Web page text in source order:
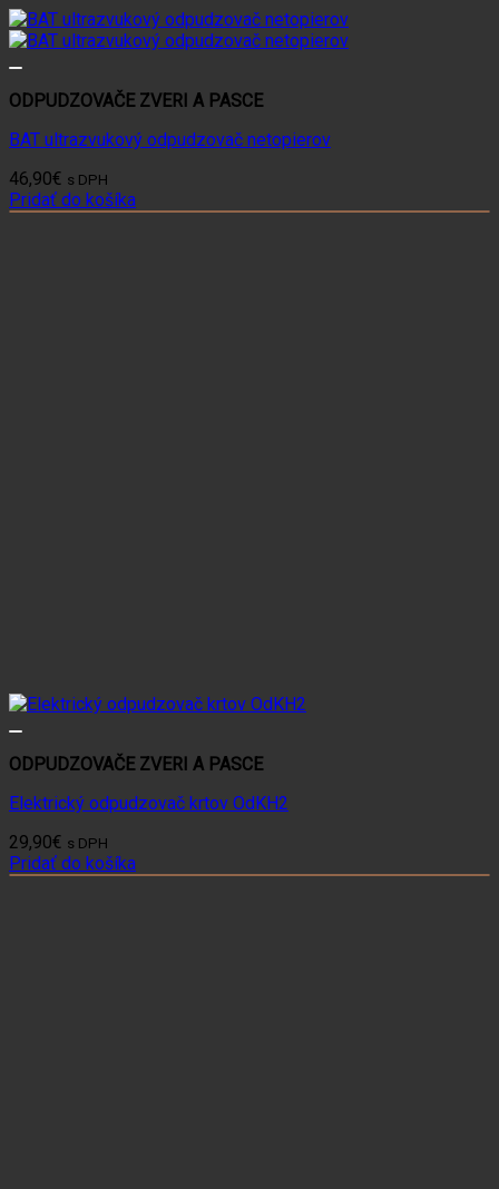
ODPUDZOVAČE ZVERI A PASCE
BAT ultrazvukový odpudzovač netopierov
46,90€ s DPH
Pridať do košíka
ODPUDZOVAČE ZVERI A PASCE
Elektrický odpudzovač krtov OdKH2
29,90€ s DPH
Pridať do košíka